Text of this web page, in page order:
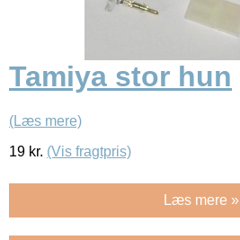
Tamiya stor hun
(Læs mere)
19 kr. (Vis fragtpris)
Læs mere »